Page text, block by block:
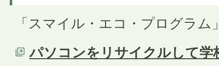
「スマイル・エコ・プログラム
パソコンをリサイクルして